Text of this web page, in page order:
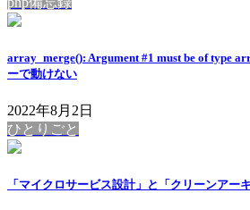
array_merge(): Argument #1 must be of type
ーで動けない
2022年8月2日
ひとりごと
「マイクロサービス設計」と「クリーンアー